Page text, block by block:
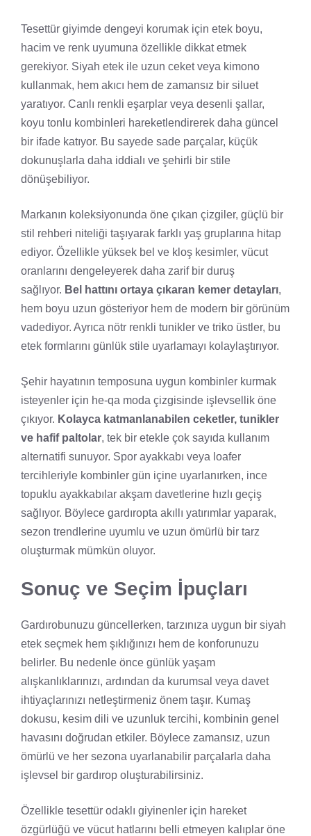
Tesettür giyimde dengeyi korumak için etek boyu,
hacim ve renk uyumuna özellikle dikkat etmek
gerekiyor. Siyah etek ile uzun ceket veya kimono
kullanmak, hem akıcı hem de zamansız bir siluet
yaratıyor. Canlı renkli eşarplar veya desenli şallar,
koyu tonlu kombinleri hareketlendirerek daha güncel
bir ifade katıyor. Bu sayede sade parçalar, küçük
dokunuşlarla daha iddialı ve şehirli bir stile
dönüşebiliyor.
Markanın koleksiyonunda öne çıkan çizgiler, güçlü bir
stil rehberi niteliği taşıyarak farklı yaş gruplarına hitap
ediyor. Özellikle yüksek bel ve kloş kesimler, vücut
oranlarını dengeleyerek daha zarif bir duruş
sağlıyor. Bel hattını ortaya çıkaran kemer detayları,
hem boyu uzun gösteriyor hem de modern bir görünüm
vadediyor. Ayrıca nötr renkli tunikler ve triko üstler, bu
etek formlarını günlük stile uyarlamayı kolaylaştırıyor.
Şehir hayatının temposuna uygun kombinler kurmak
isteyenler için he-qa moda çizgisinde işlevsellik öne
çıkıyor. Kolayca katmanlanabilen ceketler, tunikler
ve hafif paltolar, tek bir etekle çok sayıda kullanım
alternatifi sunuyor. Spor ayakkabı veya loafer
tercihleriyle kombinler gün içine uyarlanırken, ince
topuklu ayakkabılar akşam davetlerine hızlı geçiş
sağlıyor. Böylece gardıropta akıllı yatırımlar yaparak,
sezon trendlerine uyumlu ve uzun ömürlü bir tarz
oluşturmak mümkün oluyor.
Sonuç ve Seçim İpuçları
Gardırobunuzu güncellerken, tarzınıza uygun bir siyah
etek seçmek hem şıklığınızı hem de konforunuzu
belirler. Bu nedenle önce günlük yaşam
alışkanlıklarınızı, ardından da kurumsal veya davet
ihtiyaçlarınızı netleştirmeniz önem taşır. Kumaş
dokusu, kesim dili ve uzunluk tercihi, kombinin genel
havasını doğrudan etkiler. Böylece zamansız, uzun
ömürlü ve her sezona uyarlanabilir parçalarla daha
işlevsel bir gardırop oluşturabilirsiniz.
Özellikle tesettür odaklı giyinenler için hareket
özgürlüğü ve vücut hatlarını belli etmeyen kalıplar öne